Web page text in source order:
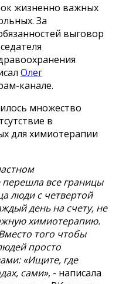
жизненно важных
За
выговор
Олег
канале.
множество
в
для химиотерапии
перешла все границы
люди с четвертой
день на счету, не
химиотерапию.
того чтобы
просто
«Ищите, где
сами», - написала